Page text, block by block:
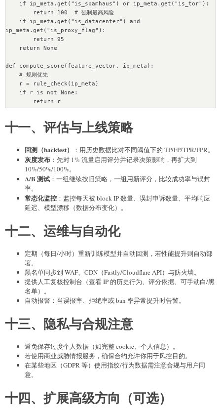
ip_meta.get("is_proxy_flag"):
def compute_score(feature_vector, ip_meta):
    # 假设 feature_vector 已经是模型要求的数组
    p = model.predict_proba([feature_vector])[0][1]  # 取正类
        score = min(100, score +
int(ip_meta["asn_risk_score"] * 10))
十一、评估与上线策略
回测（backtest） ：用历史数据比对不同阈值下的 TP/FP/TPR/FPR。
灰度发布 ：先对 1% 流量启用评分并记录决策影响，再扩大到
10%/50%/100%。
A/B 测试 ：一组继续按旧策略，一组用新评分，比较成功率与误封
率。
常态化监控 ：监控每天被 block IP 数量、误封申诉数量、平均响应
延迟、模型漂移（数据分布变化）。
十二、运维与自动化
定期（每日/小时）重新训练模型并自动回测，若性能提升则自动部
署。
黑名单同步到 WAF、CDN（Fastly/Cloudflare API）与防火墙。
提供人工复核控制台（查看 IP 的历史行为、评分依据、可手动白/黑
名单）。
自动报警：当误报率、拒绝率或 ban 率异常提升时告警。
十三、隐私与合规注意
避免保存过度个人数据（如完整 cookie、个人信息）。
若使用商业威胁情报服务，确保合约允许你用于风控目的。
在某些地区（GDPR 等）使用指纹/行为数据需注意合规与用户同
意。
十四、扩展高级方向（可选）